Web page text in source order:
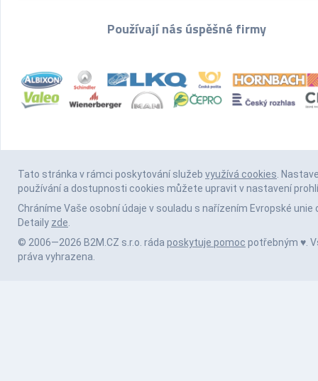
Používají nás úspěšné firmy
Tato stránka v rámci poskytování služeb využívá cookies.
používání a dostupnosti cookies můžete upravit v nastavení
Chráníme Vaše osobní údaje v souladu s nařízením Evropské unie
Detaily zde.
© 2006—2026 B2M.CZ s.r.o. ráda poskytuje pomoc potřebným ♥️.
práva vyhrazena.